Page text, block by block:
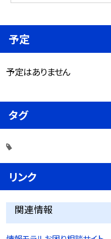
予定
予定はありません
タグ
リンク
関連情報